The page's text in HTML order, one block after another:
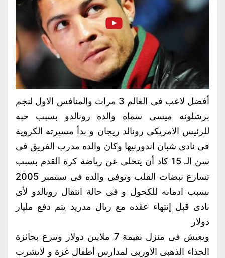
أفضل لاعب فى العالم 3 مرات والمنافس الاول لنجم
برشلونه ميسى سماه والده رونالدو بسبب حبه
للرئيس الامريكى رونالد ريجان و بدأ مسيرته الكروية
فى نادى شبان اندورنيها وكان والده مدرب الفريق فى
سن الـ 15 كاد أن يتخلى عن رياضة كرة القدم بسبب
تسارع نبضات القلب وتوفى والده فى سبتمبر 2005
بسبب ادمانه للكحول و فى حالة انتقال رونالدو لأى
نادى قبل إنتهاء عقده مع ريال مدريد يتم دفع مليار
دولار
ويعيش فى منزل بقيمة 7 ملايين دولار وتبرع بجائزة
الحذاء الذهبى الاوربى لمدارس أطفال غزة و لايشرب